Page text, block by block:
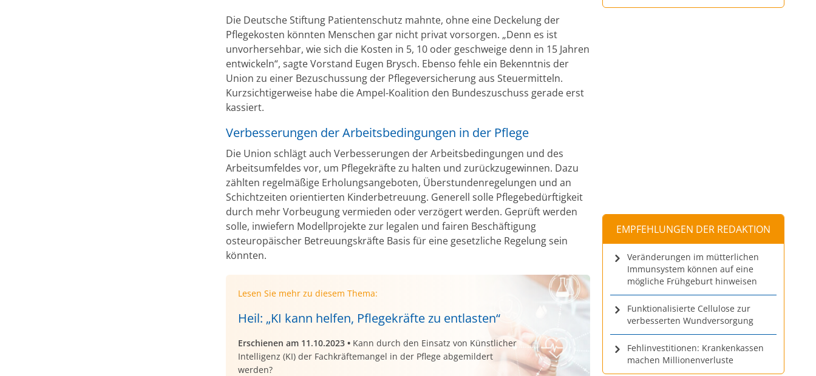
Die Deutsche Stiftung Patientenschutz mahnte, ohne eine Deckelung der
Pflegekosten könnten Menschen gar nicht privat vorsorgen. „Denn es ist
unvorhersehbar, wie sich die Kosten in 5, 10 oder geschweige denn in 15 Jahren
entwickeln“, sagte Vorstand Eugen Brysch. Ebenso fehle ein Bekenntnis der
Union zu einer Bezuschussung der Pflegeversicherung aus Steuermitteln.
Kurzsichtigerweise habe die Ampel-Koalition den Bundeszuschuss gerade erst
kassiert.
Verbesserungen der Arbeitsbedingungen in der Pflege
Die Union schlägt auch Verbesserungen der Arbeitsbedingungen und des
Arbeitsumfeldes vor, um Pflegekräfte zu halten und zurückzugewinnen. Dazu
zählten regelmäßige Erholungsangeboten, Überstundenregelungen und an
Schichtzeiten orientierten Kinderbetreuung. Generell solle Pflegebedürftigkeit
durch mehr Vorbeugung vermieden oder verzögert werden. Geprüft werden
solle, inwiefern Modellprojekte zur legalen und fairen Beschäftigung
osteuropäischer Betreuungskräfte Basis für eine gesetzliche Regelung sein
könnten.
Lesen Sie mehr zu diesem Thema:
Heil: „KI kann helfen, Pflegekräfte zu entlasten“
Erschienen am 11.10.2023 • Kann durch den Einsatz von Künstlicher
Intelligenz (KI) der Fachkräftemangel in der Pflege abgemildert
werden?
EMPFEHLUNGEN DER REDAKTION
Veränderungen im mütterlichen
Immunsystem können auf eine
mögliche Frühgeburt hinweisen
Funktionalisierte Cellulose zur
verbesserten Wundversorgung
Fehlinvestitionen: Krankenkassen
machen Millionenverluste